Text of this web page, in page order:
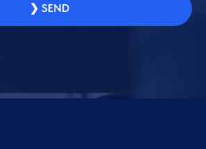
❯ SEND